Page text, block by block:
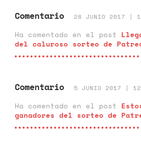
Comentario 28 JUNIO 2017 |
Ha comentado en el post
del caluroso sorteo de
Comentario 5 JUNIO 2017 |
Ha comentado en el post
ganadores del sorteo de